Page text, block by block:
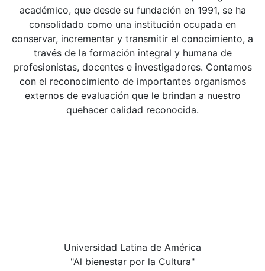
académico, que desde su fundación en 1991, se ha
consolidado como una institución ocupada en
conservar, incrementar y transmitir el conocimiento, a
través de la formación integral y humana de
profesionistas, docentes e investigadores. Contamos
con el reconocimiento de importantes organismos
externos de evaluación que le brindan a nuestro
quehacer calidad reconocida.
Universidad Latina de América
"Al bienestar por la Cultura"